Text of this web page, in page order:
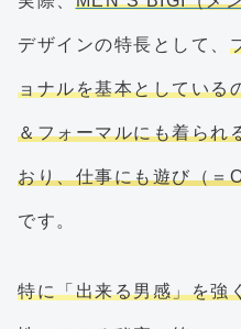
デザインの特長として、
ョナルを基本としている
＆フォーマルにも着られ
おり、仕事にも遊び（＝
です。
特に「出来る男感」を強